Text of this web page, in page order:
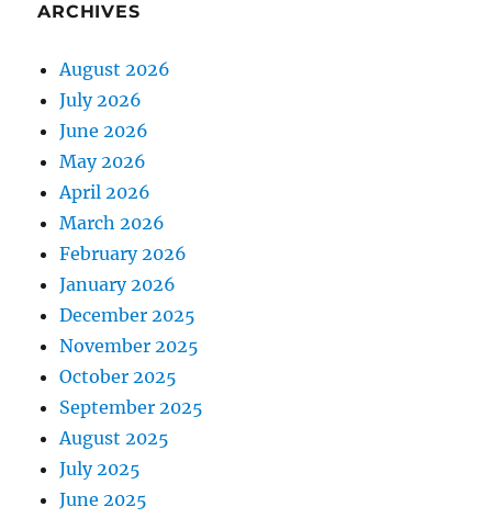
ARCHIVES
August 2026
July 2026
June 2026
May 2026
April 2026
March 2026
February 2026
January 2026
December 2025
November 2025
October 2025
September 2025
August 2025
July 2025
June 2025